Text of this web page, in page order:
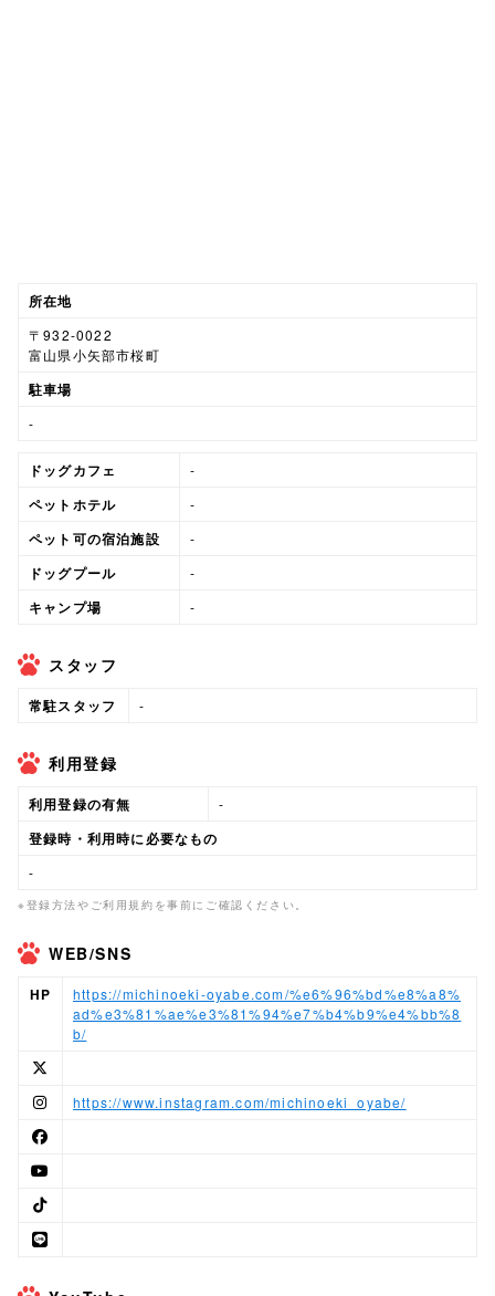
所在地
〒932-0022
富山県小矢部市桜町
駐車場
-
ドッグカフェ -
ペットホテル -
ペット可の宿泊施設 -
ドッグプール -
キャンプ場 -
スタッフ
常駐スタッフ -
利用登録
利用登録の有無 -
登録時・利用時に必要なもの
-
※登録方法やご利用規約を事前にご確認ください。
WEB/SNS
HP
https://michinoeki-oyabe.com/%e6%96%bd%e8%a8%
ad%e3%81%ae%e3%81%94%e7%b4%b9%e4%bb%8
b/
https://www.instagram.com/michinoeki_oyabe/